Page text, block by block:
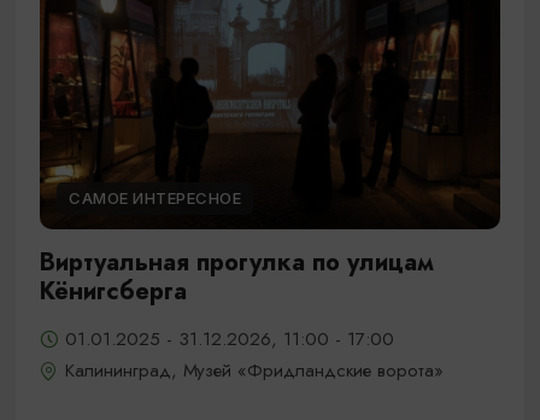
САМОЕ ИНТЕРЕСНОЕ
Виртуальная прогулка по улицам
Кёнигсберга
01.01.2025 - 31.12.2026, 11:00 - 17:00
Калининград, Музей «Фридландские ворота»